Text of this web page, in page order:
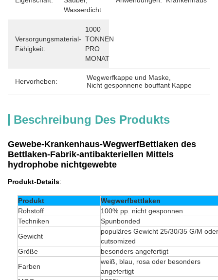
Wasserdicht
Versorgungsmaterial-
Fähigkeit:
1000
TONNEN
PRO
MONAT
Hervorheben: Wegwerfkappe und Maske
Nicht gesponnene bouffant Kappe
Beschreibung Des Produkts
Gewebe-Krankenhaus-WegwerfBettlaken des
Bettlaken-Fabrik-antibakteriellen Mittels
hydrophobe nichtgewebte
Produkt-Details:
Produkt
Wegwerfbettlaken
Rohstoff
100% pp. nicht gesponnen
Techniken
Spunbonded
Gewicht
populäres Gewicht 25/30/35 G/M oder
cutsomized
Größe
besonders angefertigt
Farben
weiß, blau, rosa oder besonders
angefertigt